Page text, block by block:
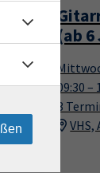
12
Aug.
(ab
09:30 –
3
VHS,